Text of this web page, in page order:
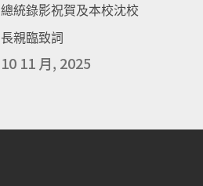
總統錄影祝賀及本校沈校
長親臨致詞
10 11 月, 2025